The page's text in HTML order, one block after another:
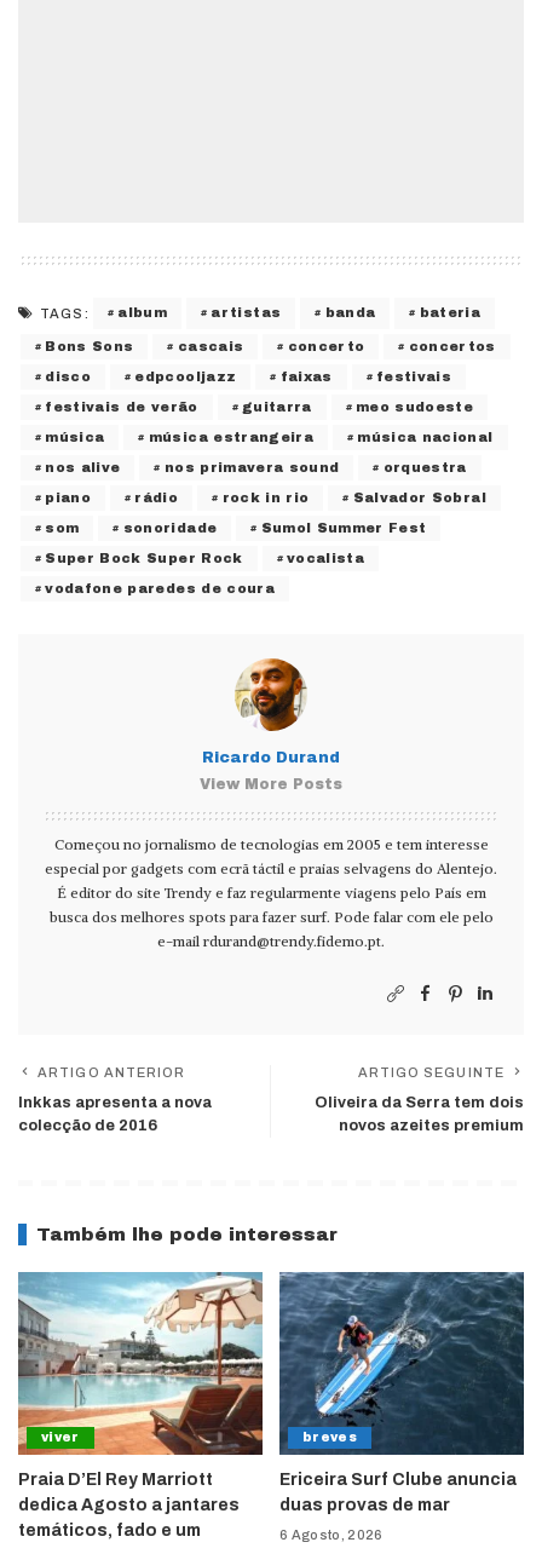
TAGS: album artistas banda bateria
Bons Sons cascais concerto concertos
disco edpcooljazz faixas festivais
festivais de verão guitarra meo sudoeste
música música estrangeira música nacional
nos alive nos primavera sound orquestra
piano rádio rock in rio Salvador Sobral
som sonoridade Sumol Summer Fest
Super Bock Super Rock vocalista
vodafone paredes de coura
Ricardo Durand
View More Posts
Começou no jornalismo de tecnologias em 2005 e tem interesse
especial por gadgets com ecrã táctil e praias selvagens do Alentejo.
É editor do site Trendy e faz regularmente viagens pelo País em
busca dos melhores spots para fazer surf. Pode falar com ele pelo
e-mail rdurand@trendy.fidemo.pt.
ARTIGO ANTERIOR
Inkkas apresenta a nova
colecção de 2016
ARTIGO SEGUINTE
Oliveira da Serra tem dois
novos azeites premium
Também lhe pode interessar
viver
Praia D’El Rey Marriott
dedica Agosto a jantares
temáticos, fado e um
breves
Ericeira Surf Clube anuncia
duas provas de mar
6 Agosto, 2026